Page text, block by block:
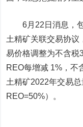
6月22日消息，
土精矿关联交易协议
易价格调整为不含税
REO每增减 1%，不
土精矿2022年交易
REO=50%）。